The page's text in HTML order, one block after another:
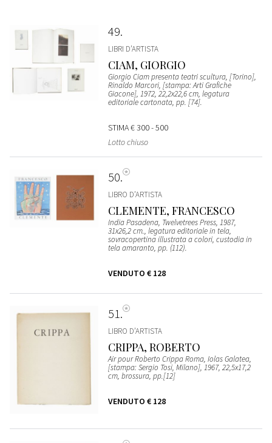
49
LIBRI D’ARTISTA
CIAM, GIORGIO
Giorgio Ciam presenta teatri scultura, [Torino],
Rinaldo Marcori, [stampa: Arti Grafiche
Giacone], 1972, 22,2x22,6 cm, legatura
editoriale cartonata, pp. [74].
STIMA€ 300 - 500
Lotto chiuso
50
LIBRO D’ARTISTA
CLEMENTE, FRANCESCO
India Pasadena, Twelvetrees Press, 1987,
31x26,2 cm., legatura editoriale in tela,
sovracopertina illustrata a colori, custodia in
tela amaranto, pp. (112).
VENDUTO € 128
51
LIBRO D’ARTISTA
CRIPPA, ROBERTO
Air pour Roberto Crippa Roma, Iolas Galatea,
[stampa: Sergio Tosi, Milano], 1967, 22,5x17,2
cm, brossura, pp.[12]
VENDUTO € 128